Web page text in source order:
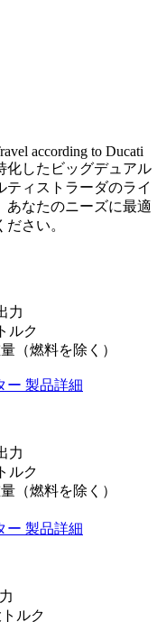
according to Ducati
化したビッグデュアル
ティストラーダのライ
あなたのニーズに最適
さい。
力
ルク
（燃料を除く）
ー 製品詳細
力
ルク
（燃料を除く）
ー 製品詳細
ルク